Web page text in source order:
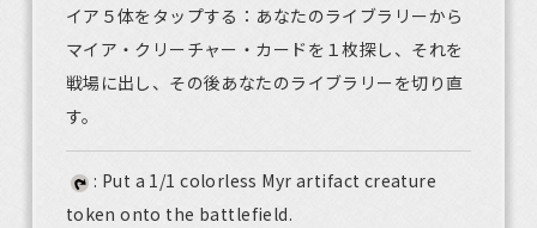
イア５体をタップする：あなたのライブラリーから
マイア・クリーチャー・カードを１枚探し、それを
戦場に出し、その後あなたのライブラリーを切り直
す。
: Put a 1/1 colorless Myr artifact creature
token onto the battlefield.